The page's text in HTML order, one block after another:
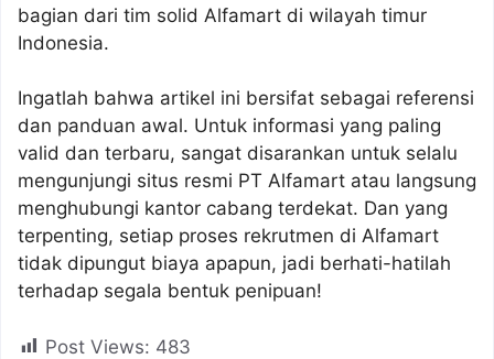
bagian dari tim solid Alfamart di wilayah timur
Indonesia.
Ingatlah bahwa artikel ini bersifat sebagai referensi
dan panduan awal. Untuk informasi yang paling
valid dan terbaru, sangat disarankan untuk selalu
mengunjungi situs resmi PT Alfamart atau langsung
menghubungi kantor cabang terdekat. Dan yang
terpenting, setiap proses rekrutmen di Alfamart
tidak dipungut biaya apapun, jadi berhati-hatilah
terhadap segala bentuk penipuan!
Post Views: 483